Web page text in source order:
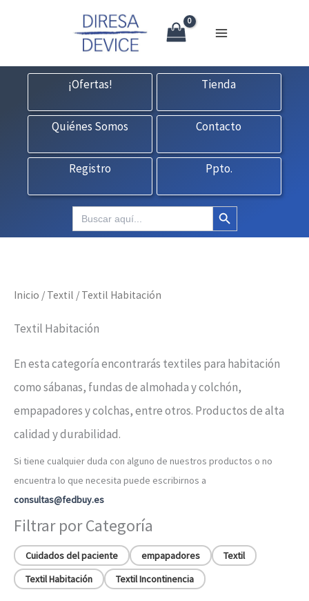
consultas@fedbuy.es| Formulario | Tlf.
¡Ofertas!
Tienda
Quiénes Somos Contacto
Registro Ppto.
Buscar: Botón de búsqueda
Inicio / Textil / Textil Habitación
Textil Habitación
En esta categoría encontrarás textiles para habitación
como sábanas, fundas de almohada y colchón,
empapadores y colchas, entre otros. Productos de alta
calidad y durabilidad.
Si tiene cualquier duda con alguno de nuestros productos o no
encuentra lo que necesita puede escribirnos a
consultas@fedbuy.es
Filtrar por Categoría
Cuidados del paciente empapadores
Textil
Textil Habitación
Textil Incontinencia